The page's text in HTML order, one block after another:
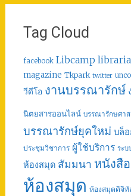
Tag Cloud
facebook Libcamp
magazine Tkpark twitter
วีดีโอ งานบรรณารักษ์
นิตยสารออนไลน์ บรรณารักษศา
บรรณารักษ์ยุคใหม่ บล็
ประชุมวิชาการ ผู้ใช้บริการ ระบ
ห้องสมุด สัมมนา หนังสือ
ห้องสมุด ห้องสมุดดิจิทั